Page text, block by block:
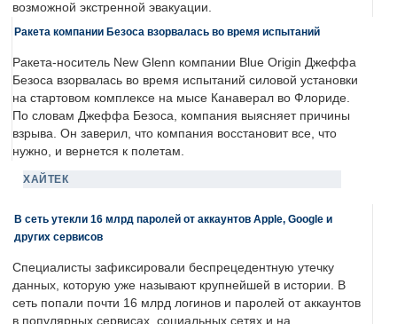
возможной экстренной эвакуации.
Ракета компании Безоса взорвалась во время испытаний
Ракета-носитель New Glenn компании Blue Origin Джеффа
Безоса взорвалась во время испытаний силовой установки
на стартовом комплексе на мысе Канаверал во Флориде.
По словам Джеффа Безоса, компания выясняет причины
взрыва. Он заверил, что компания восстановит все, что
нужно, и вернется к полетам.
ХАЙТЕК
В сеть утекли 16 млрд паролей от аккаунтов Apple, Google и
других сервисов
Специалисты зафиксировали беспрецедентную утечку
данных, которую уже называют крупнейшей в истории. В
сеть попали почти 16 млрд логинов и паролей от аккаунтов
в популярных сервисах, социальных сетях и на